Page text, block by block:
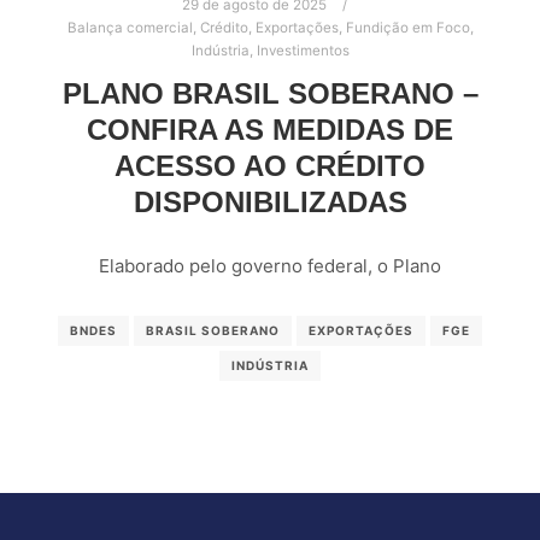
29 de agosto de 2025
Balança comercial Crédito, Exportações, Fundição em Foco,
Indústria Investimentos
PLANO BRASIL SOBERANO –
CONFIRA AS MEDIDAS DE
ACESSO AO CRÉDITO
DISPONIBILIZADAS
Elaborado pelo governo federal, o Plano
BNDES BRASIL SOBERANO EXPORTAÇÕES FGE
INDÚSTRIA